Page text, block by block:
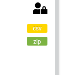
csv
zip